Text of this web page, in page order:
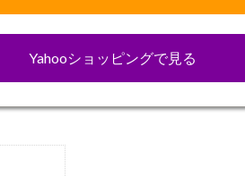
Yahooショッピングで見る